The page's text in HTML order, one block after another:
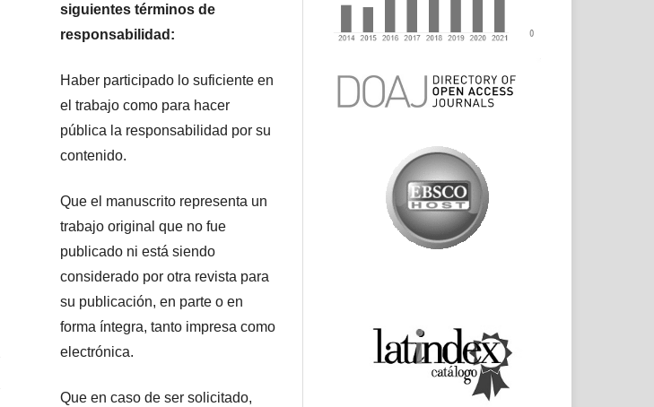
siguientes términos de
responsabilidad:
Haber participado lo suficiente en
el trabajo como para hacer
pública la responsabilidad por su
contenido.
Que el manuscrito representa un
trabajo original que no fue
publicado ni está siendo
considerado por otra revista para
su publicación, en parte o en
forma íntegra, tanto impresa como
electrónica.
Que en caso de ser solicitado,